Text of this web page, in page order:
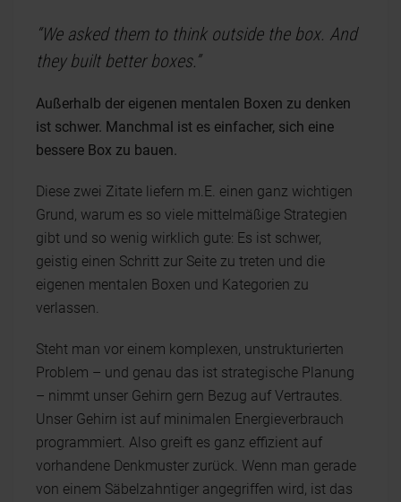
“We asked them to think outside the box. And
they built better boxes.”
Außerhalb der eigenen mentalen Boxen zu denken
ist schwer. Manchmal ist es einfacher, sich eine
bessere Box zu bauen.
Diese zwei Zitate liefern m.E. einen ganz wichtigen
Grund, warum es so viele mittelmäßige Strategien
gibt und so wenig wirklich gute: Es ist schwer,
geistig einen Schritt zur Seite zu treten und die
eigenen mentalen Boxen und Kategorien zu
verlassen.
Steht man vor einem komplexen, unstrukturierten
Problem – und genau das ist strategische Planung
– nimmt unser Gehirn gern Bezug auf Vertrautes.
Unser Gehirn ist auf minimalen Energieverbrauch
programmiert. Also greift es ganz effizient auf
vorhandene Denkmuster zurück. Wenn man gerade
von einem Säbelzahntiger angegriffen wird, ist das